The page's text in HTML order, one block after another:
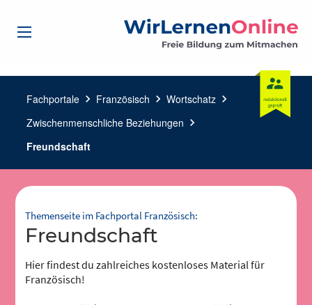
Fachportale chevron_right Französisch chevron_right Wortschatz chevron_right
Zwischenmenschliche Beziehungen chevron_right
Freundschaft
Themenseite im Fachportal Französisch:
Freundschaft
Hier findest du zahlreiches kostenloses Material für
Französisch!